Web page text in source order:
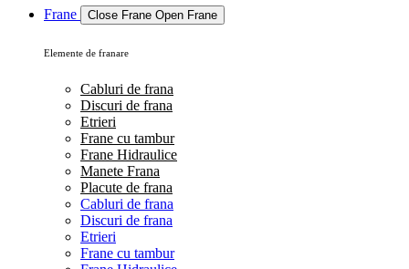
Frane Close Frane Open Frane
Elemente de franare
Cabluri de frana
Discuri de frana
Etrieri
Frane cu tambur
Frane Hidraulice
Manete Frana
Placute de frana
Cabluri de frana
Discuri de frana
Etrieri
Frane cu tambur